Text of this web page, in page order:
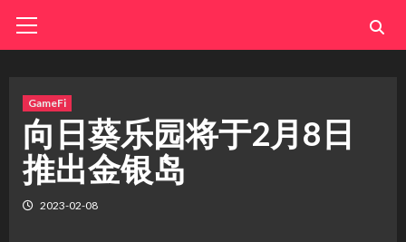
Menu
GameFi
向日葵乐园将于2月8日
推出金银岛
2023-02-08